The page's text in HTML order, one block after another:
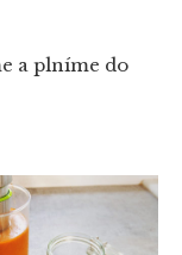
a plníme do